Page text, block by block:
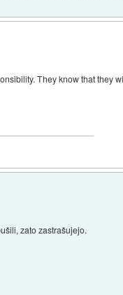
They know that they
zato zastrašujejo.